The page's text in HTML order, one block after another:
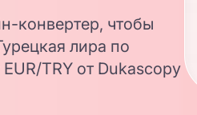
конвертер, чтобы
лира по
TRY от Dukascopy